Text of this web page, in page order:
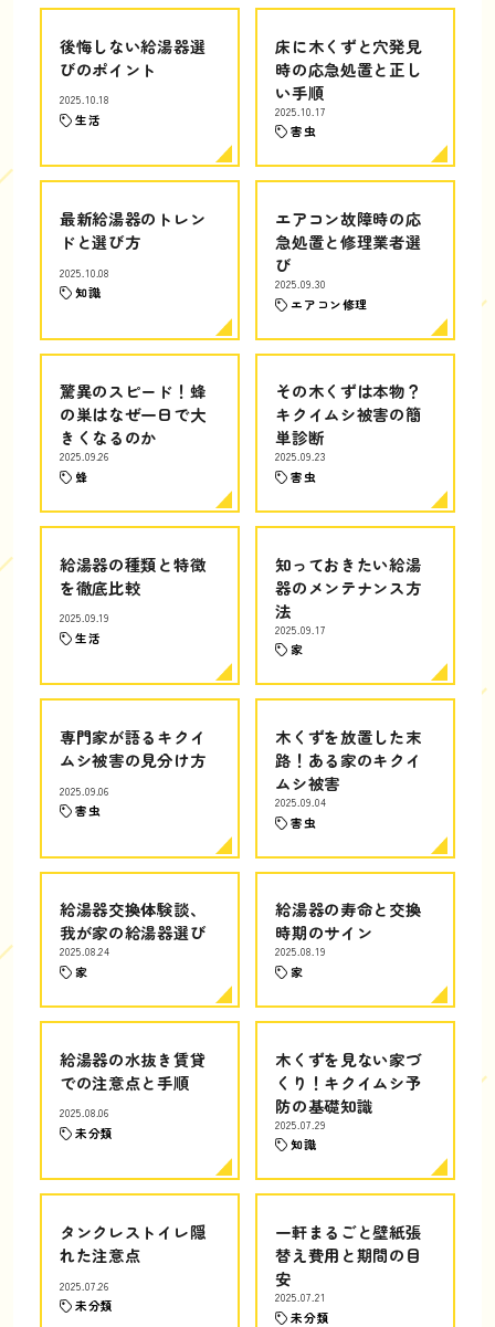
後悔しない給湯器選
びのポイント
2025.10.18
生活
床に木くずと穴発見
時の応急処置と正し
い手順
2025.10.17
害虫
最新給湯器のトレン
ドと選び方
2025.10.08
知識
エアコン故障時の応
急処置と修理業者選
び
2025.09.30
エアコン修理
驚異のスピード！蜂
の巣はなぜ一日で大
きくなるのか
2025.09.26
蜂
その木くずは本物？
キクイムシ被害の簡
単診断
2025.09.23
害虫
給湯器の種類と特徴
を徹底比較
2025.09.19
生活
知っておきたい給湯
器のメンテナンス方
法
2025.09.17
家
専門家が語るキクイ
ムシ被害の見分け方
2025.09.06
害虫
木くずを放置した末
路！ある家のキクイ
ムシ被害
2025.09.04
害虫
給湯器交換体験談、
我が家の給湯器選び
2025.08.24
家
給湯器の寿命と交換
時期のサイン
2025.08.19
家
給湯器の水抜き賃貸
での注意点と手順
2025.08.06
未分類
木くずを見ない家づ
くり！キクイムシ予
防の基礎知識
2025.07.29
知識
タンクレストイレ隠
れた注意点
2025.07.26
未分類
一軒まるごと壁紙張
替え費用と期間の目
安
2025.07.21
未分類